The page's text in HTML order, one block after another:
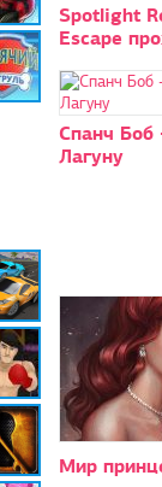
Spotlight
Escape
Спанч Боб
Лагуну
Мир